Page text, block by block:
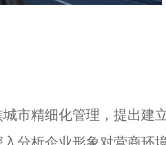
精细化管理，提出建